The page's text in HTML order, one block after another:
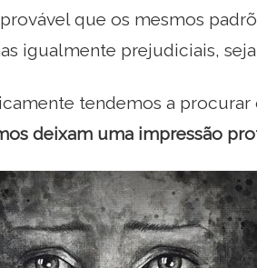
que os mesmos
igualmente prejudiciais,
tendemos a procurar
deixam uma impressão